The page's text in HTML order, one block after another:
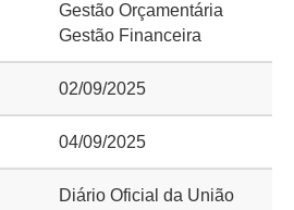
Gestão Orçamentária
Gestão Financeira
02/09/2025
04/09/2025
Diário Oficial da União